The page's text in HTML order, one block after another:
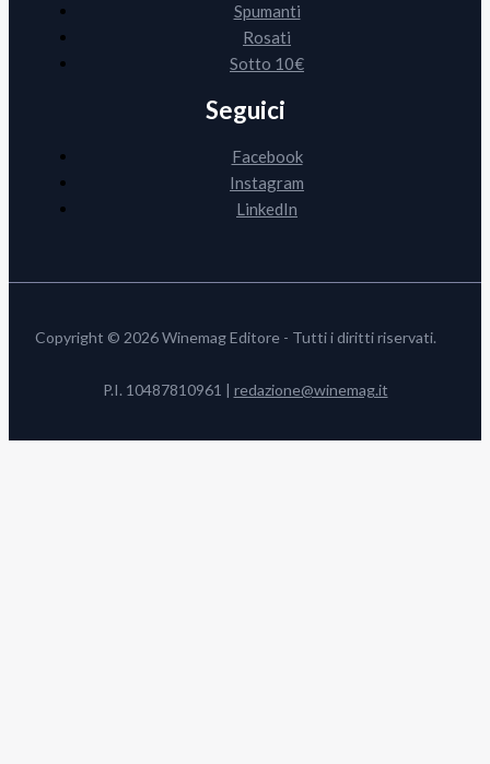
Spumanti
Rosati
Sotto 10€
Seguici
Facebook
Instagram
LinkedIn
Copyright © 2026 Winemag Editore - Tutti i diritti riservati.
P.I. 10487810961 | redazione@winemag.it